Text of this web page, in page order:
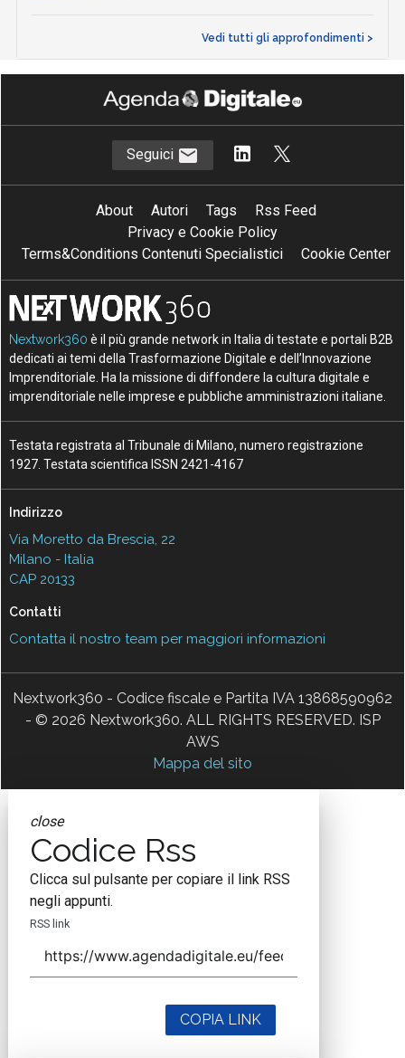
Vedi tutti gli approfondimenti >
Seguici
About Autori Tags
Rss Feed
Privacy e Cookie Policy
Terms&Conditions Contenuti Specialistici
Cookie Center
Nextwork360 è il più grande network in Italia di testate e portali B2B
dedicati ai temi della Trasformazione Digitale e dell’Innovazione
Imprenditoriale. Ha la missione di diffondere la cultura digitale e
imprenditoriale nelle imprese e pubbliche amministrazioni italiane.
Testata registrata al Tribunale di Milano, numero registrazione
1927. Testata scientifica ISSN 2421-4167
Indirizzo
Via Moretto da Brescia, 22
Milano - Italia
CAP 20133
Contatti
Contatta il nostro team per maggiori informazioni
Nextwork360 - Codice fiscale e Partita IVA 13868590962
- © 2026 Nextwork360. ALL RIGHTS RESERVED. ISP
AWS
Mappa del sito
close
Codice Rss
Clicca sul pulsante per copiare il link RSS
negli appunti.
RSS link
COPIA LINK